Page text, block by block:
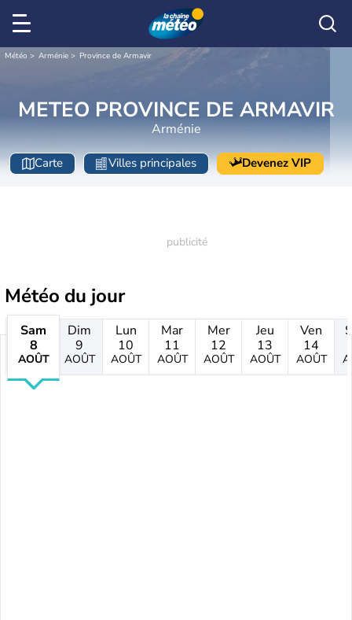
Météo Arménie Province de Armavir
METEO PROVINCE DE ARMAVIR
Arménie
Carte Villes principales Devenez VIP
Météo du jour
Sam
8
AOÛT
Dim
9
AOÛT
Lun
10
AOÛT
Mar
11
AOÛT
Mer
12
AOÛT
Jeu
13
AOÛT
Ven
14
AOÛT